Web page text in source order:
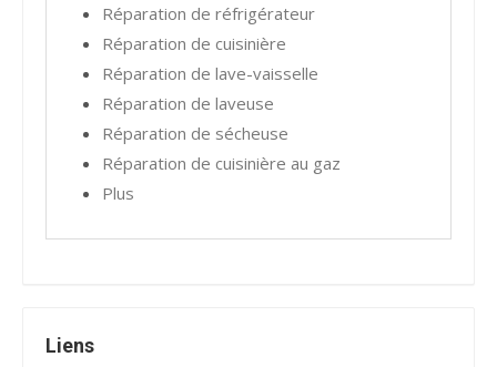
Réparation de réfrigérateur
Réparation de cuisinière
Réparation de lave-vaisselle
Réparation de laveuse
Réparation de sécheuse
Réparation de cuisinière au gaz
Plus
Liens